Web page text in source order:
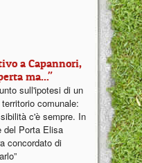
a Capannori,
ma..."
sull'ipotesi di un
comunale:
c'è sempre. In
del Porta Elisa
concordato di